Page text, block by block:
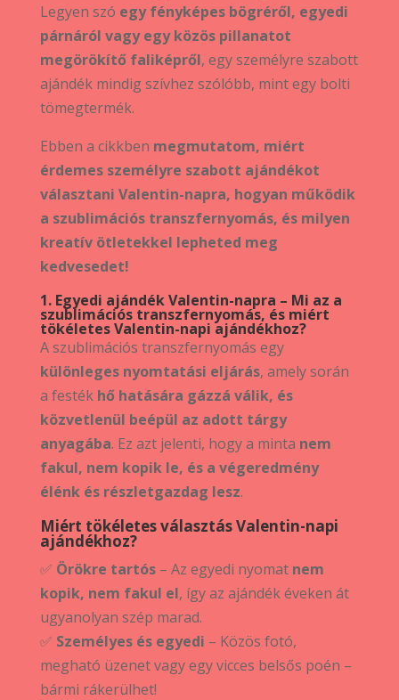
Legyen szó egy fényképes bögréről, egyedi
párnáról vagy egy közös pillanatot
megörökítő faliképről, egy személyre szabott
ajándék mindig szívhez szólóbb, mint egy bolti
tömegtermék.
Ebben a cikkben megmutatom, miért
érdemes személyre szabott ajándékot
választani Valentin-napra, hogyan működik
a szublimációs transzfernyomás, és milyen
kreatív ötletekkel lepheted meg
kedvesedet!
1. Egyedi ajándék Valentin-napra – Mi az a
szublimációs transzfernyomás, és miért
tökéletes Valentin-napi ajándékhoz?
A szublimációs transzfernyomás egy
különleges nyomtatási eljárás, amely során
a festék hő hatására gázzá válik, és
közvetlenül beépül az adott tárgy
anyagába. Ez azt jelenti, hogy a minta nem
fakul, nem kopik le, és a végeredmény
élénk és részletgazdag lesz.
Miért tökéletes választás Valentin-napi
ajándékhoz?
✅ Örökre tartós– Az egyedi nyomat nem
kopik, nem fakul el, így az ajándék éveken át
ugyanolyan szép marad.
✅ Személyes és egyedi – Közös fotó,
megható üzenet vagy egy vicces belsős poén –
bármi rákerülhet!